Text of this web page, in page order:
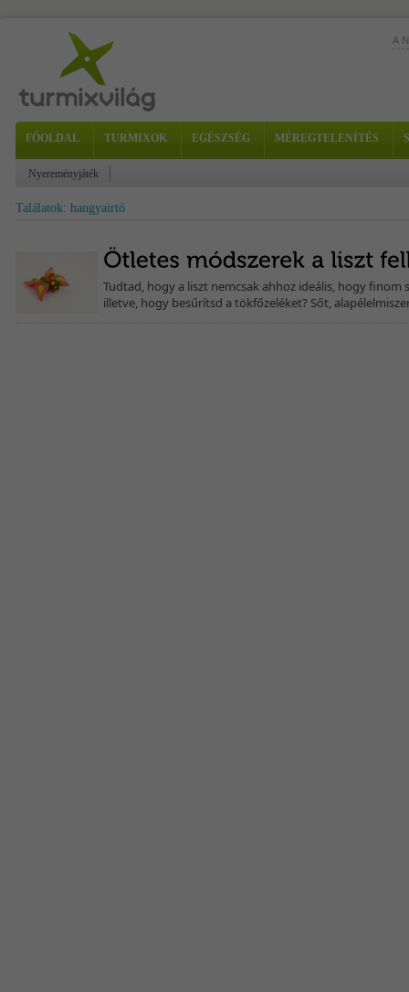
A
FŐOLDAL TURMIXOK EGÉSZSÉG MÉREGTELENÍTÉS
Nyereményjáték
Találatok: hangyairtó
Tudtad, hogy a liszt nemcsak ahhoz ideális, hogy finom
illetve, hogy besűrítsd a tökfőzeléket? Sőt,